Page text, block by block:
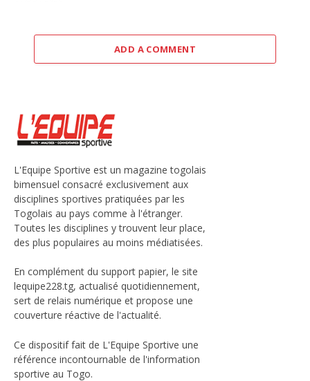
ADD A COMMENT
L'Equipe Sportive est un magazine togolais
bimensuel consacré exclusivement aux
disciplines sportives pratiquées par les
Togolais au pays comme à l'étranger.
Toutes les disciplines y trouvent leur place,
des plus populaires au moins médiatisées.
En complément du support papier, le site
lequipe228.tg, actualisé quotidiennement,
sert de relais numérique et propose une
couverture réactive de l'actualité.
Ce dispositif fait de L'Equipe Sportive une
référence incontournable de l'information
sportive au Togo.